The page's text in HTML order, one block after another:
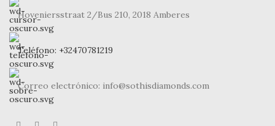
Hoveniersstraat 2/Bus 210, 2018 Amberes
Teléfono: +32470781219
Correo electrónico: info@sothisdiamonds.com